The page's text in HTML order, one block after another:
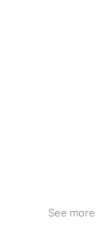
See more